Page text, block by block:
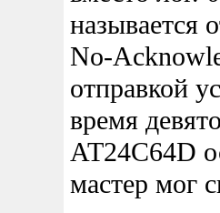
называется
No-
отправкой
время
AT24C64D
мастер мог